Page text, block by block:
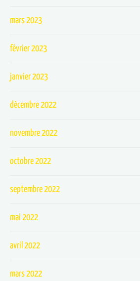
mars 2023
février 2023
janvier 2023
décembre 2022
novembre 2022
octobre 2022
septembre 2022
mai 2022
avril 2022
mars 2022